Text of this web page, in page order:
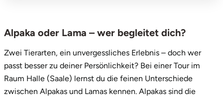
Alpaka oder Lama – wer begleitet dich?
Zwei Tierarten, ein unvergessliches Erlebnis – doch wer
passt besser zu deiner Persönlichkeit? Bei einer Tour im
Raum Halle (Saale) lernst du die feinen Unterschiede
zwischen Alpakas und Lamas kennen. Alpakas sind die
Rostock
Rottweil
Rügen